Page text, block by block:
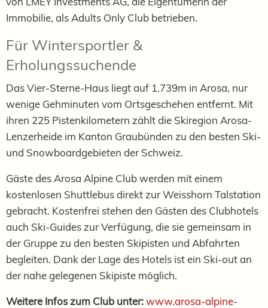
Immobilie, als Adults Only Club betrieben.
Für Wintersportler &
Erholungssuchende
Das Vier-Sterne-Haus liegt auf 1.739m in Arosa, nur
wenige Gehminuten vom Ortsgeschehen entfernt. Mit
ihren 225 Pistenkilometern zählt die Skiregion Arosa-
Lenzerheide im Kanton Graubünden zu den besten Ski-
und Snowboardgebieten der Schweiz.
Gäste des Arosa Alpine Club werden mit einem
kostenlosen Shuttlebus direkt zur Weisshorn Talstation
gebracht. Kostenfrei stehen den Gästen des Clubhotels
auch Ski-Guides zur Verfügung, die sie gemeinsam in
der Gruppe zu den besten Skipisten und Abfahrten
begleiten. Dank der Lage des Hotels ist ein Ski-out an
der nahe gelegenen Skipiste möglich.
Weitere Infos zum Club unter:www.arosa-alpine-